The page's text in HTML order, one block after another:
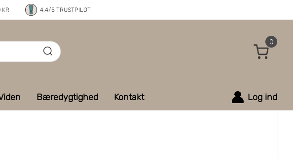
KR 4.4/5 TRUSTPILOT
0
Bæredygtighed Kontakt Log ind